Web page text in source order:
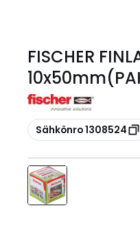
FISCHER
Kopioi
Sähkönro 1308524